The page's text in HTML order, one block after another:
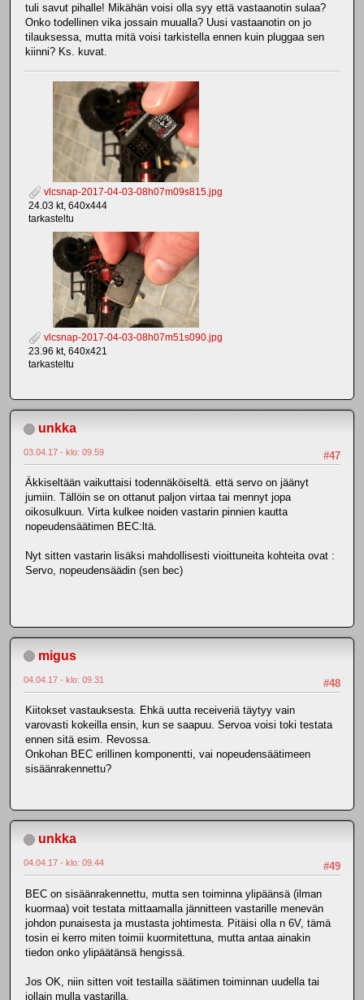
tuli savut pihalle! Mikähän voisi olla syy että vastaanotin sulaa?
Onko todellinen vika jossain muualla? Uusi vastaanotin on jo
tilauksessa, mutta mitä voisi tarkistella ennen kuin pluggaa sen
kiinni? Ks. kuvat.
vlcsnap-2017-04-03-08h07m09s815.jpg
24.03 kt, 640x444
tarkasteltu
vlcsnap-2017-04-03-08h07m51s090.jpg
23.96 kt, 640x421
tarkasteltu
unkka
#47
03.04.17 - klo: 09.59
Äkkiseltään vaikuttaisi todennäköiseltä. että servo on jäänyt
jumiin. Tällöin se on ottanut paljon virtaa tai mennyt jopa
oikosulkuun. Virta kulkee noiden vastarin pinnien kautta
nopeudensäätimen BEC:ltä.
Nyt sitten vastarin lisäksi mahdollisesti vioittuneita kohteita ovat :
Servo, nopeudensäädin (sen bec)
migus
#48
04.04.17 - klo: 09.31
Kiitokset vastauksesta. Ehkä uutta receiveriä täytyy vain
varovasti kokeilla ensin, kun se saapuu. Servoa voisi toki testata
ennen sitä esim. Revossa.
Onkohan BEC erillinen komponentti, vai nopeudensäätimeen
sisäänrakennettu?
unkka
#49
04.04.17 - klo: 09.44
BEC on sisäänrakennettu, mutta sen toiminna ylipäänsä (ilman
kuormaa) voit testata mittaamalla jännitteen vastarille menevän
johdon punaisesta ja mustasta johtimesta. Pitäisi olla n 6V, tämä
tosin ei kerro miten toimii kuormitettuna, mutta antaa ainakin
tiedon onko ylipäätänsä hengissä.
Jos OK, niin sitten voit testailla säätimen toiminnan uudella tai
jollain mulla vastarilla.